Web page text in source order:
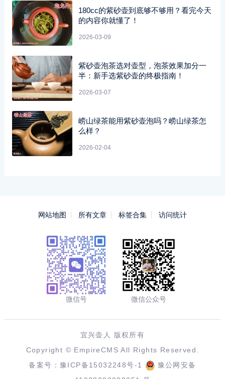
180cc的紫砂壶到底够不够用？看完今天
的内容你就懂了！
2026-03-09
紫砂壶泡茶选对壶型，泡茶效果加分一
半：新手选紫砂壶的终极指南！
2026-03-07
崂山绿茶能用紫砂壶泡吗？崂山绿茶怎
么样？
2026-02-04
网站地图 所有文章 标签合集 访问统计
微信号 微信公众号
宜兴壶人 版权所有
Copyright © EmpireCMS All Rights Reserved.
备案号：豫ICP备15032248号-1
豫公网安备